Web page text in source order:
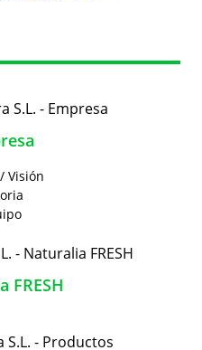
Visión
FRESH